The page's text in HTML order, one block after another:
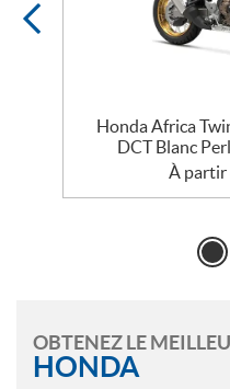
Honda Africa
DCT Blanc
À partir
OBTENEZ LE
HONDA